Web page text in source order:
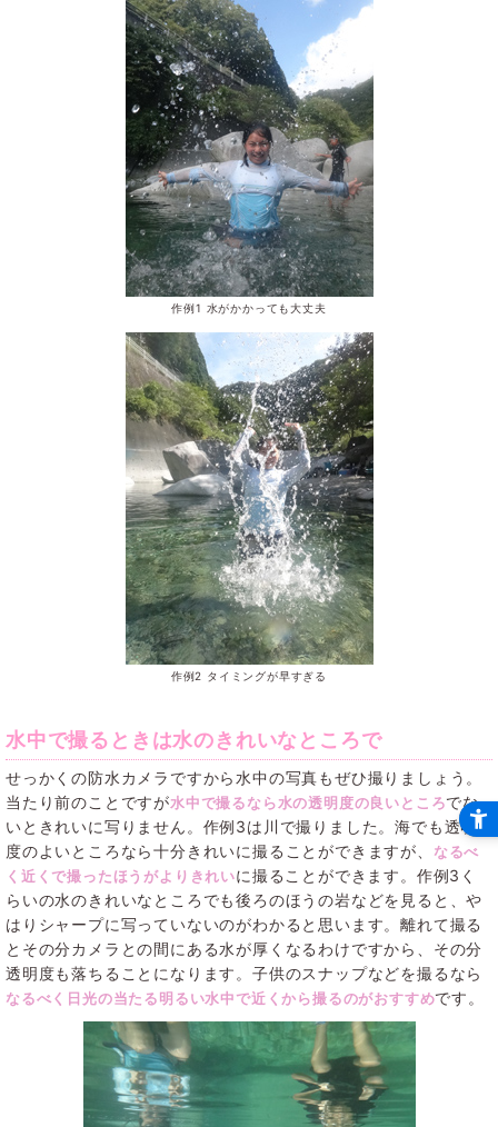
作例1 水がかかっても大丈夫
作例2 タイミングが早すぎる
水中で撮るときは水のきれいなところで
せっかくの防水カメラですから水中の写真もぜひ撮りましょう。
当たり前のことですが水中で撮るなら水の透明度の良いところでな
いときれいに写りません。作例3は川で撮りました。海でも透明
度のよいところなら十分きれいに撮ることができますが、
なるべ
く近くで撮ったほうがよりきれいに撮ることができます。作例3く
らいの水のきれいなところでも後ろのほうの岩などを見ると、や
はりシャープに写っていないのがわかると思います。離れて撮る
とその分カメラとの間にある水が厚くなるわけですから、その分
透明度も落ちることになります。子供のスナップなどを撮るなら
なるべく日光の当たる明るい水中で近くから撮るのがおすすめです。